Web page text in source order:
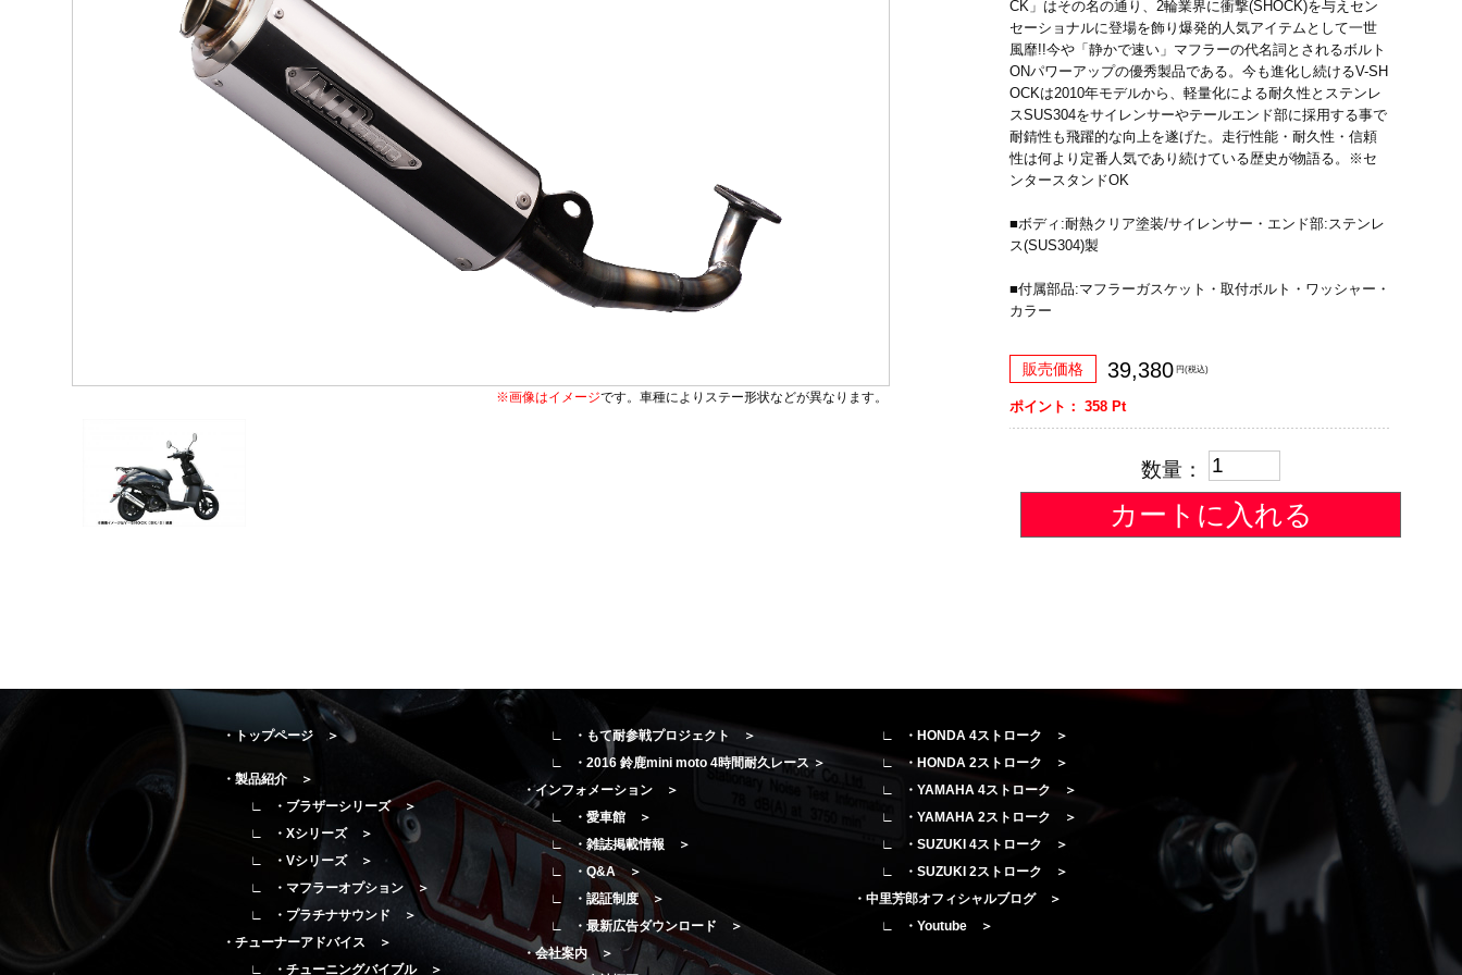
※画像はイメージです。車種によりステー形状などが異なります。
CK」はその名の通り、2輪業界に衝撃(SHOCK)を与えセン
セーショナルに登場を飾り爆発的人気アイテムとして一世
風靡!!今や「静かで速い」マフラーの代名詞とされるボルト
ONパワーアップの優秀製品である。今も進化し続けるV-SH
OCKは2010年モデルから、軽量化による耐久性とステンレ
スSUS304をサイレンサーやテールエンド部に採用する事で
耐錆性も飛躍的な向上を遂げた。走行性能・耐久性・信頼
性は何より定番人気であり続けている歴史が物語る。※セ
ンタースタンドOK
■ボディ:耐熱クリア塗装/サイレンサー・エンド部:ステンレ
ス(SUS304)製
■付属部品:マフラーガスケット・取付ボルト・ワッシャー・
カラー
販売価格 39,380 円(税込)
ポイント：358 Pt
数量：
カートに入れる
・トップページ ＞
・製品紹介 ＞
・ブラザーシリーズ ＞
・Xシリーズ ＞
・Vシリーズ ＞
・マフラーオプション ＞
・プラチナサウンド ＞
・チューナーアドバイス ＞
・チューニングバイブル ＞
・もて耐参戦プロジェクト ＞
・2016 鈴鹿mini moto 4時間耐久レース ＞
・インフォメーション ＞
・愛車館 ＞
・雑誌掲載情報 ＞
・Q&A ＞
・認証制度 ＞
・最新広告ダウンロード ＞
・会社案内 ＞
・HONDA 4ストローク ＞
・HONDA 2ストローク ＞
・YAMAHA 4ストローク ＞
・YAMAHA 2ストローク ＞
・SUZUKI 4ストローク ＞
・SUZUKI 2ストローク ＞
・中里芳郎オフィシャルブログ ＞
・Youtube ＞